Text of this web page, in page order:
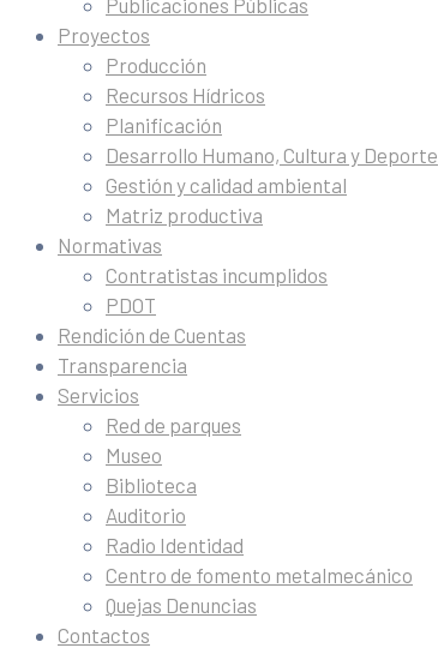
Publicaciones Públicas
Proyectos
Producción
Recursos Hídricos
Planificación
Desarrollo Humano, Cultura y Deporte
Gestión y calidad ambiental
Matriz productiva
Normativas
Contratistas incumplidos
PDOT
Rendición de Cuentas
Transparencia
Servicios
Red de parques
Museo
Biblioteca
Auditorio
Radio Identidad
Centro de fomento metalmecánico
Quejas Denuncias
Contactos